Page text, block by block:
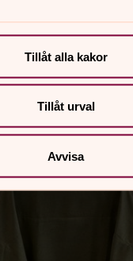
Tillåt alla kakor
Tillåt urval
Avvisa